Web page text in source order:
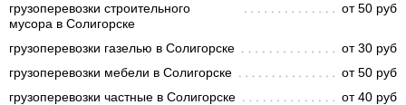
грузоперевозки строительного
мусора в Солигорске
от 50 руб
грузоперевозки газелью в Солигорске
от 30 руб
грузоперевозки мебели в Солигорске
от 50 руб
грузоперевозки частные в Солигорске
от 40 руб